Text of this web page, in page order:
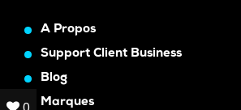
A Propos
Support Client Business
Blog
Marques